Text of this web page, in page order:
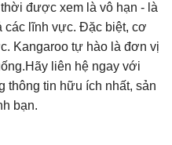
được xem là vô hạn - là
các lĩnh vực. Đặc biệt, cơ
Kangaroo tự hào là đơn vị
liên hệ ngay với
thông tin hữu ích nhất, sản
bạn.